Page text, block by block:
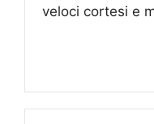
veloci cortesi e